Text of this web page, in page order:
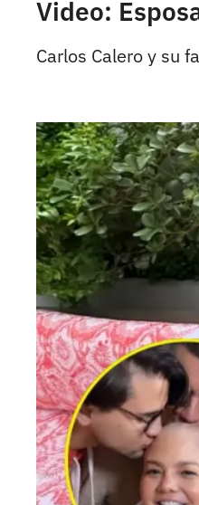
Video:
Carlos Calero y su